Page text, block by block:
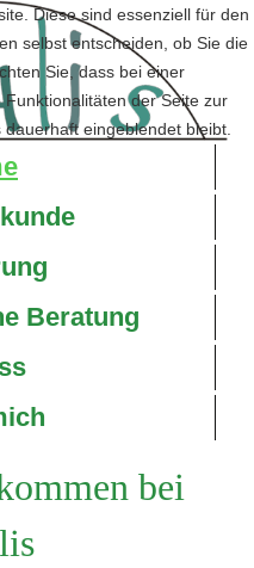
Beratung
bei
Diese sind essenziell für den
selbst entscheiden, ob Sie die
Sie, dass bei einer
der Seite zur
eingeblendet bleibt.